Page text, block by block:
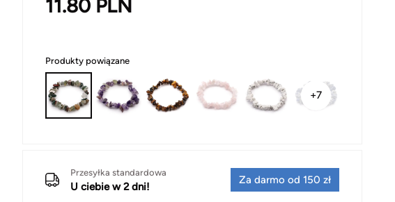
11.80 PLN
Produkty powiązane
+7
Przesyłka standardowa
U ciebie w 2 dni!
Za darmo od 150 zł